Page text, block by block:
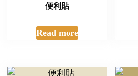
便利貼
Read more